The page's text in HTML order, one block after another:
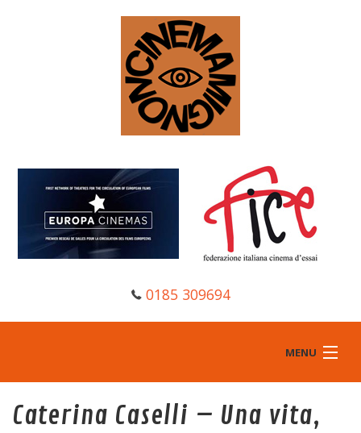
0185 309694
MENU
Caterina Caselli – Una vita,